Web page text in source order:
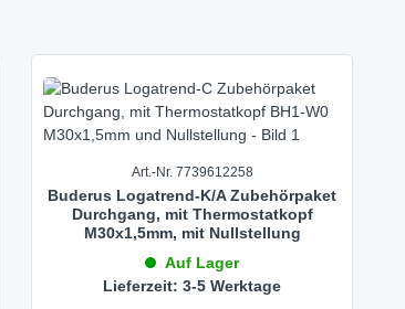
Art.-Nr. 7739612258
Buderus Logatrend-K/A Zubehörpaket
Durchgang, mit Thermostatkopf
M30x1,5mm, mit Nullstellung
Auf Lager
Lieferzeit: 3-5 Werktage